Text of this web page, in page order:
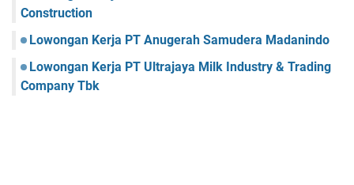
Construction
Lowongan Kerja PT Anugerah Samudera Madanindo
Lowongan Kerja PT Ultrajaya Milk Industry & Trading
Company Tbk